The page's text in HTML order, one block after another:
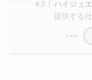
ハイジュ
提供する